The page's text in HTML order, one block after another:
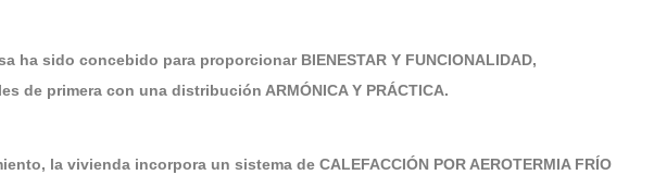
ha sido concebido para proporcionar BIENESTAR Y FUNCIONALIDAD,
de primera con una distribución ARMÓNICA Y PRÁCTICA.
la vivienda incorpora un sistema de CALEFACCIÓN POR AEROTERMIA FRÍO